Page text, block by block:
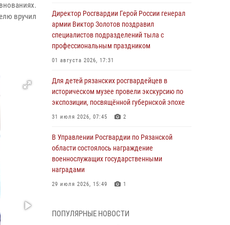
вручил
Директор Росгвардии Герой России генерал
армии Виктор Золотов поздравил
специалистов подразделений тыла с
профессиональным праздником
01 августа 2026, 17:31
Для детей рязанских росгвардейцев в
историческом музее провели экскурсию по
экспозиции, посвящённой губернской эпохе
31 июля 2026, 07:45 2
В Управлении Росгвардии по Рязанской
области состоялось награждение
военнослужащих государственными
наградами
29 июля 2026, 15:49 1
Крещении Руси
ПОПУЛЯРНЫЕ НОВОСТИ